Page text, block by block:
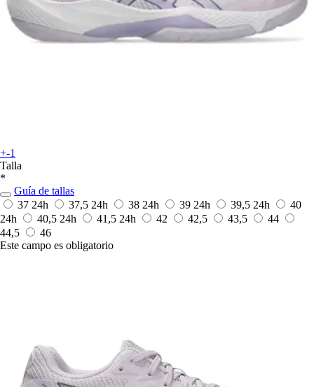
+-1
Talla
*
Guía de tallas
37 24h 37,5 24h 38 24h 39 24h 39,5 24h
40
24h
40,5 24h 41,5 24h 42 42,5 43,5
44
44,5
46
Este campo es obligatorio